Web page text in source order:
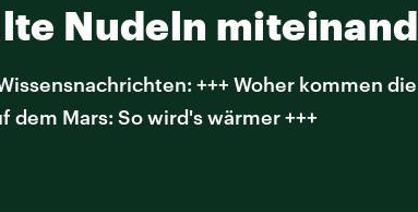
Nudeln
+++ Woher kommen
dem Mars: So wird's wärmer +++